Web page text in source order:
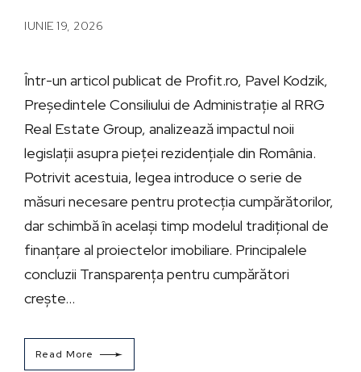
IUNIE 19, 2026
Într-un articol publicat de Profit.ro, Pavel Kodzik,
Președintele Consiliului de Administrație al RRG
Real Estate Group, analizează impactul noii
legislații asupra pieței rezidențiale din România.
Potrivit acestuia, legea introduce o serie de
măsuri necesare pentru protecția cumpărătorilor,
dar schimbă în același timp modelul tradițional de
finanțare al proiectelor imobiliare. Principalele
concluzii Transparența pentru cumpărători
crește...
Read More